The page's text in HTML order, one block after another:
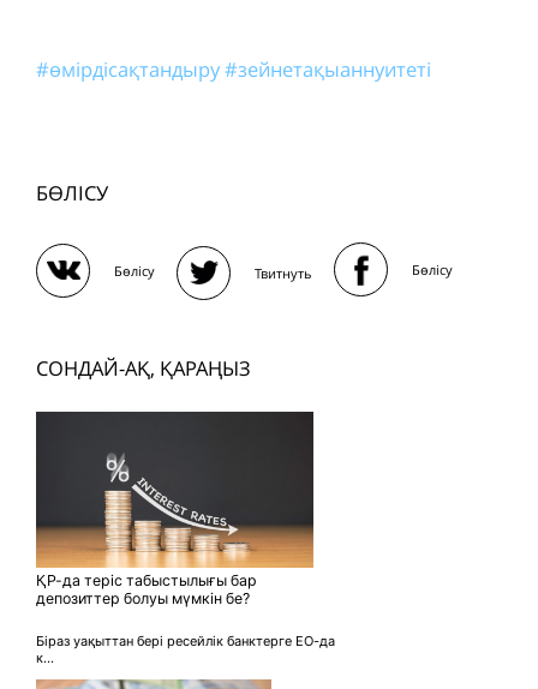
#өмірдісақтандыру#зейнетақыаннуитеті
БӨЛІСУ
Бөлісу Твитнуть Бөлісу
СОНДАЙ-АҚ, ҚАРАҢЫЗ
ҚР-да теріс табыстылығы бар
депозиттер болуы мүмкін бе?
Біраз уақыттан бері ресейлік банктерге ЕО-да
к...